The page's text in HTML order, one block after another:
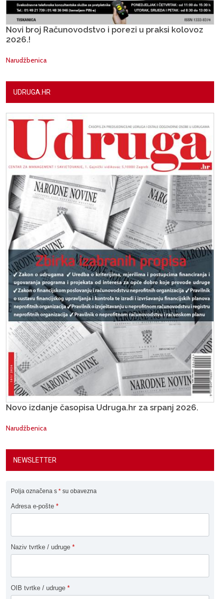
Novi broj Računovodstvo i porezi u praksi kolovoz
2026.!
Narudžbenica
UDRUGA.HR
Novo izdanje časopisa Udruga.hr za srpanj 2026.
Narudžbenica
NEWSLETTER
Polja označena s * su obavezna
Adresa e-pošte *
Naziv tvrtke / udruge *
OIB tvrtke / udruge *